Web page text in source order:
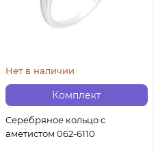
Комплект
Нет в наличии
Серебряное кольцо с
аметистом 062-6110